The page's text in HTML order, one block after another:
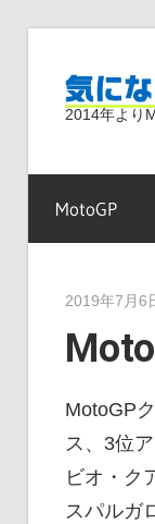
2014年より
MotoGP
2019年7月6
MotoGP
ス、3位
ビオ・ク
スパルガ